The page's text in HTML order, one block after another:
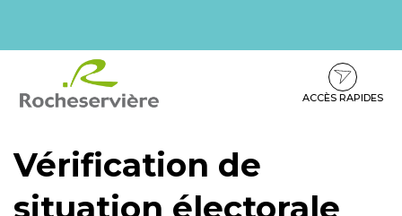
contenu
pied
ACCÈS RAPIDES
Vérification de
situation électorale